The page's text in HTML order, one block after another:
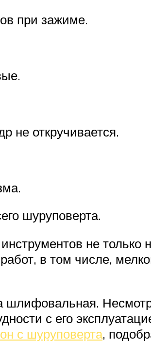
при зажиме.
не откручивается.
шуруповерта.
не только
в том числе,
шлифовальная.
с его
с шуруповерта,